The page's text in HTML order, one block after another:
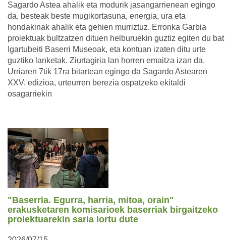
Sagardo Astea ahalik eta modurik jasangarrienean egingo
da, besteak beste mugikortasuna, energia, ura eta
hondakinak ahalik eta gehien murriztuz. Erronka Garbia
proiektuak bultzatzen dituen helburuekin guztiz egiten du bat
Igartubeiti Baserri Museoak, eta kontuan izaten ditu urte
guztiko lanketak. Ziurtagiria lan horren emaitza izan da.
Urriaren 7tik 17ra bitartean egingo da Sagardo Astearen
XXV. edizioa, urteurren berezia ospatzeko ekitaldi
osagarriekin
"Baserria. Egurra, harria, mitoa, orain"
erakusketaren komisarioek baserriak birgaitzeko
proiektuarekin saria lortu dute